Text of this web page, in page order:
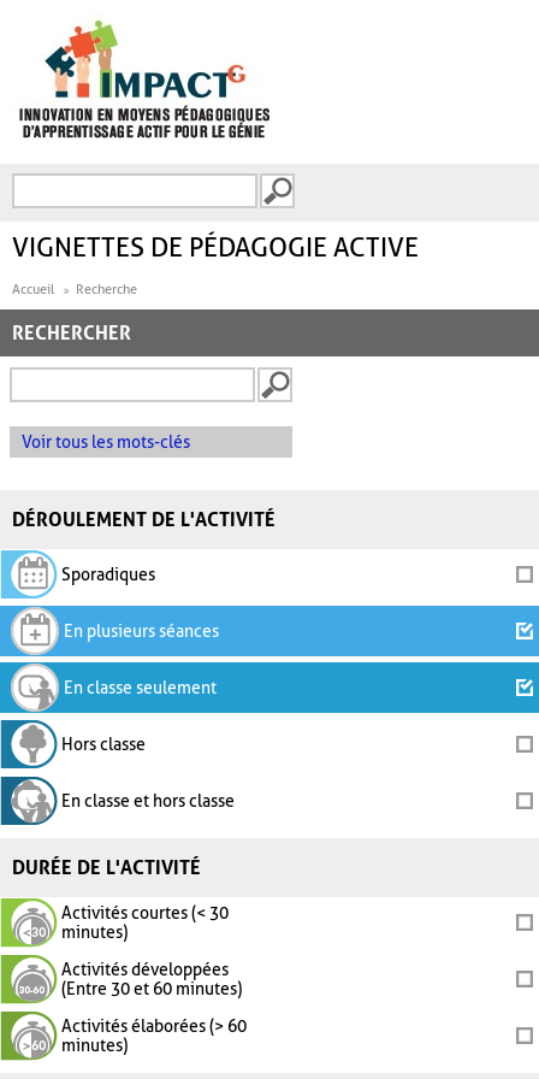
FORMULAIRE DE
VIGNETTES DE PÉDAGOGIE ACTIVE
Accueil Recherche
RECHERCHER
Voir tous les mots-clés
DÉROULEMENT DE L'ACTIVITÉ
Sporadiques
En plusieurs séances
En classe seulement
Hors classe
En classe et hors classe
DURÉE DE L'ACTIVITÉ
Activités courtes (< 30
minutes)
Activités développées
(Entre 30 et 60 minutes)
Activités élaborées (> 60
minutes)